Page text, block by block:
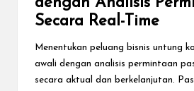
Secara Real-Time
Menentukan peluang bisnis untung
awali dengan analisis permintaan
secara aktual dan berkelanjutan.